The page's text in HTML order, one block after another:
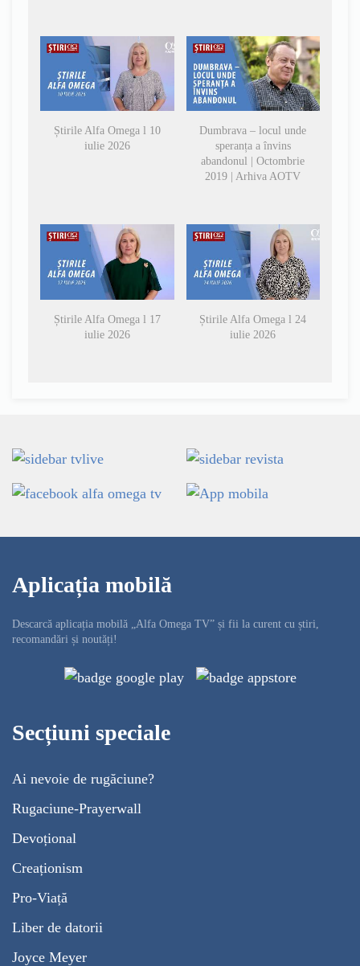
Știrile Alfa Omega l 10
iulie 2026
Dumbrava – locul unde
speranța a învins
abandonul | Octombrie
2019 | Arhiva AOTV
Știrile Alfa Omega l 17
iulie 2026
Știrile Alfa Omega l 24
iulie 2026
Aplicația mobilă
Descarcă aplicația mobilă „Alfa Omega TV” și fii la curent cu știri,
recomandări și noutăți!
Secțiuni speciale
Ai nevoie de rugăciune?
Rugaciune-Prayerwall
Devoțional
Creaționism
Pro-Viață
Liber de datorii
Joyce Meyer